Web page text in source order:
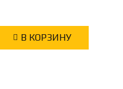
В КОРЗИНУ